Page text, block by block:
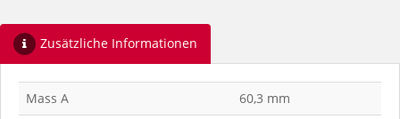
Zusätzliche Informationen
Mass A
60,3 mm